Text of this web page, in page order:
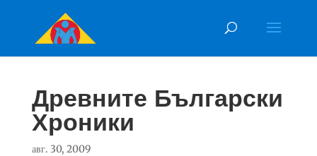
Древните Български
Хроники
авг. 30, 2009